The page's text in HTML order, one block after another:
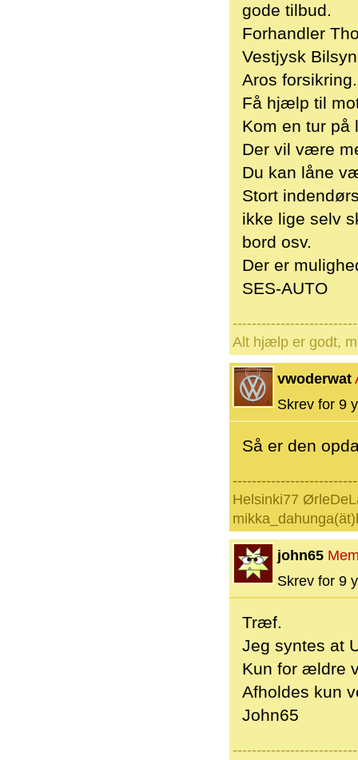
gode tilbud.
Forhandler
Vestjysk
Aros forsikring.
Få hjælp til
Kom en tur på
Der vil være
Du kan låne
Stort
ikke lige selv
bord osv.
Der er
SES-AUTO
Alt hjælp er godt,
vwoderwat
Skrev for 9
Så er den
Helsinki77
john65
Skrev for 9
Træf.
Jeg syntes at
Kun for ældre
Afholdes kun
John65